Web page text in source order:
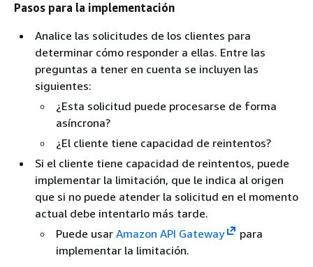
Pasos para la implementación
Analice las solicitudes de los clientes para
determinar cómo responder a ellas. Entre las
preguntas a tener en cuenta se incluyen las
siguientes:
¿Esta solicitud puede procesarse de forma
asíncrona?
¿El cliente tiene capacidad de reintentos?
Si el cliente tiene capacidad de reintentos, puede
implementar la limitación, que le indica al origen
que si no puede atender la solicitud en el momento
actual debe intentarlo más tarde.
Puede usar Amazon API Gateway
para
implementar la limitación.